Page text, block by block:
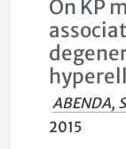
On KP
ABENDA,
2015